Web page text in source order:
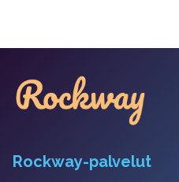
Rockway-palvelut